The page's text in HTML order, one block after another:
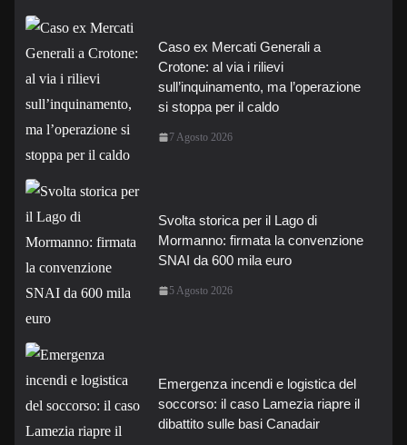
Caso ex Mercati Generali a
Crotone: al via i rilievi
sull’inquinamento, ma l’operazione
si stoppa per il caldo
7 Agosto 2026
Svolta storica per il Lago di
Mormanno: firmata la convenzione
SNAI da 600 mila euro
5 Agosto 2026
Emergenza incendi e logistica del
soccorso: il caso Lamezia riapre il
dibattito sulle basi Canadair